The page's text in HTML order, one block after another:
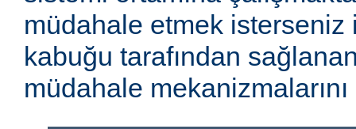
müdahale etmek
kabuğu tarafından
müdahale mekanizmalarını